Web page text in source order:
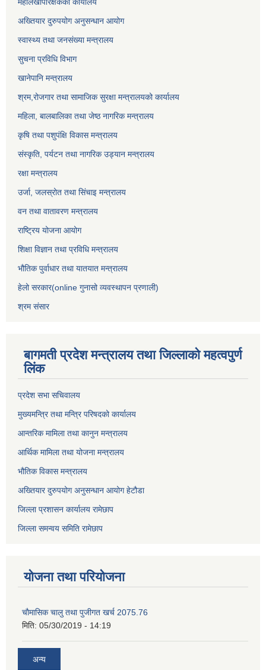
महालेखापरिक्षकको कार्यालय
अख्तियार दुरुपयोग अनुसन्धान आयोग
स्वास्थ्य तथा जनसंख्या मन्त्रालय
सुचना प्रविधि विभाग
खानेपानि मन्त्रालय
श्रम,रोजगार तथा सामाजिक सुरक्षा मन्त्रालयको कार्यालय
महिला, बालबालिका तथा जेष्ठ नागरिक मन्त्रालय
कृषि तथा पशुपंक्षि विकास मन्त्रालय
संस्कृति, पर्यटन तथा नागरिक उड्‍यान मन्त्रालय
रक्षा मन्त्रालय
उर्जा, जलस्रोत तथा सिंचाइ मन्त्रालय
वन तथा वातावरण मन्त्रालय
राष्ट्रिय योजना आयोग
शिक्षा विज्ञान तथा प्रविधि मन्त्रालय
भौतिक पुर्वाधार तथा यातयात मन्त्रालय
हेलो सरकार(online गुनासो व्यवस्थापन प्रणाली)
श्रम संसार
बागमती प्रदेश मन्त्रालय तथा जिल्लाको महत्वपुर्ण
लिंक
प्रदेश सभा सचिवालय
मुख्यमन्त्रि तथा मन्त्रि परिषदको कार्यालय
आन्तरिक मामिला तथा कानुन मन्त्रालय
आर्थिक मामिला तथा योजना मन्त्रालय
भौतिक विकास मन्त्रालय
अख्तियार दुरुपयोग अनुसन्धान आयोग हेटौडा
जिल्ला प्रशासन कार्यालय रामेछाप
जिल्ला समन्वय समिति रामेछाप
योजना तथा परियोजना
चाैमासिक चालु तथा पुजीगत खर्च 2075.76
मिति: 05/30/2019 - 14:19
अन्य